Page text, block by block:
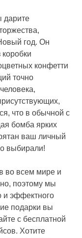
дарите
год. Он
конфетти
точно
что в обычной с
бомба ярких
ваш личный
выбирали!
во всем мире и
поэтому мы
и эффектного
подарки вы
с бесплатной
Хотите